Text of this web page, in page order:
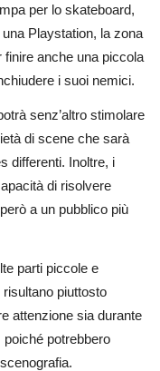
per lo skateboard,
Playstation, la zona
anche una piccola
i suoi nemici.
senz’altro stimolare
di scene che sarà
differenti. Inoltre, i
di risolvere
a un pubblico più
parti piccole e
piuttosto
attenzione sia durante
poiché potrebbero